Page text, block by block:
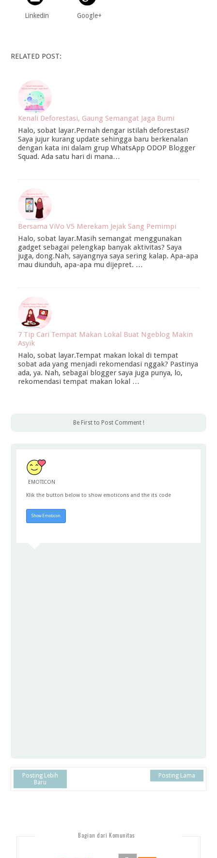
Linkedin Google+
RELATED POST:
Kenali Deforestasi, Gaung Semangat Jaga Bumi
Halo, sobat layar.Pernah dengar istilah deforestasi?
Saya jujur kurang update sehingga baru berkenalan
dengan kata ini dalam grup WhatsApp ODOP Blogger
Squad. Ada satu hari di mana…
Bersama ViVo V5 Merekam Jejak Sang Pemimpi
Halo, sobat layar.Masih semangat menggunakan
gadget sebagai pelengkap banyak aktivitas? Saya
juga, dong.Nah, sayangnya saya sering kalap. Apa-apa
mau diunduh, apa-apa mu dijepret. …
7 Tip Cari Tempat Makan Lokal Buat Ngeblog Makin
Asyik
Halo, sobat layar.Tempat makan lokal di tempat
sobat ada yang menjadi rekomendasi nggak? Pastinya
ada, ya. Nah, sebagai blogger saya juga punya, lo,
rekomendasi tempat makan lokal …
Be First to Post Comment !
EMOTICON
Klik the button below to show emoticons and the its code
Hide Emoticon
Show Emoticon
Posting Lebih
Baru
Posting Lama
Bagian dari Komunitas